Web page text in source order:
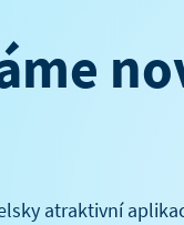
atraktivní